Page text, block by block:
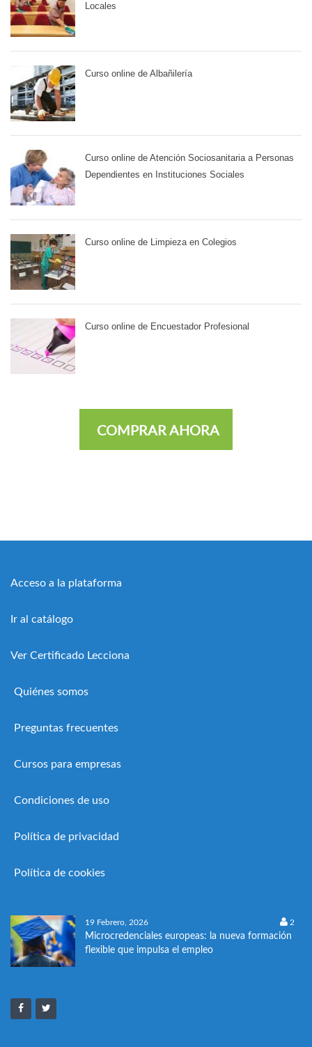
Locales
Curso online de Albañilería
Curso online de Atención Sociosanitaria a Personas
Dependientes en Instituciones Sociales
Curso online de Limpieza en Colegios
Curso online de Encuestador Profesional
COMPRAR AHORA
Acceso a la plataforma
Ir al catálogo
Ver Certificado Lecciona
Quiénes somos
Preguntas frecuentes
Cursos para empresas
Condiciones de uso
Política de privacidad
Política de cookies
19 Febrero, 2026 2
Microcredenciales europeas: la nueva formación
flexible que impulsa el empleo